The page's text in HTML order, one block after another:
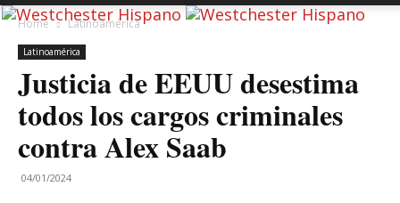
Home Latinoamérica
Latinoamérica
Justicia de EEUU desestima
todos los cargos criminales
contra Alex Saab
04/01/2024